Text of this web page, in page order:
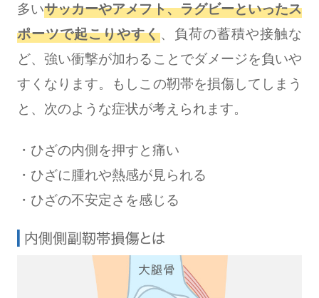
多いサッカーやアメフト、ラグビーといったス
ポーツで起こりやすく、負荷の蓄積や接触な
ど、強い衝撃が加わることでダメージを負いや
すくなります。もしこの靭帯を損傷してしまう
と、次のような症状が考えられます。
・ひざの内側を押すと痛い
・ひざに腫れや熱感が見られる
・ひざの不安定さを感じる